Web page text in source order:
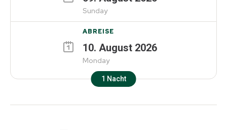
Sunday
ABREISE
10. August 2026
Monday
1 Nacht